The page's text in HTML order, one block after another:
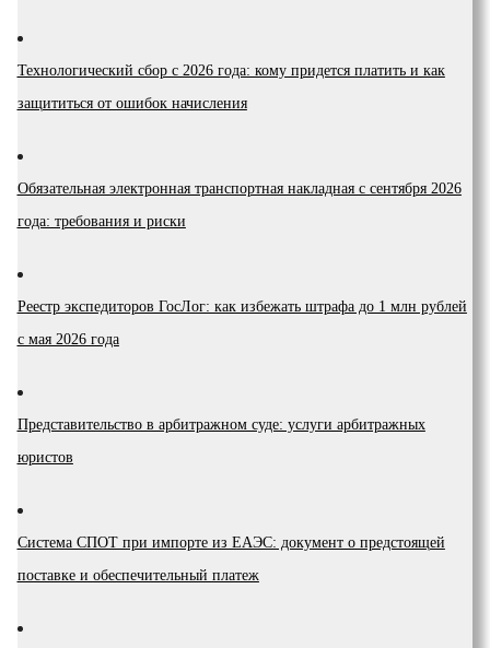
Технологический сбор с 2026 года: кому придется платить и как
защититься от ошибок начисления
Обязательная электронная транспортная накладная с сентября 2026
года: требования и риски
Реестр экспедиторов ГосЛог: как избежать штрафа до 1 млн рублей
с мая 2026 года
Представительство в арбитражном суде: услуги арбитражных
юристов
Система СПОТ при импорте из ЕАЭС: документ о предстоящей
поставке и обеспечительный платеж